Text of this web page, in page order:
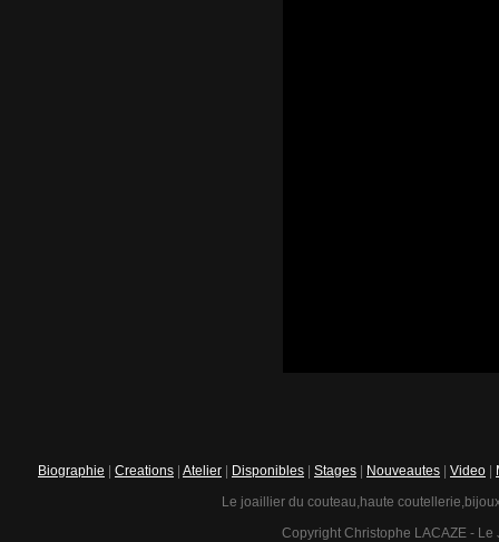
Biographie Creations Atelier Disponibles Stages Nouveautes Video
Le joaillier du couteau,haute
Copyright Christophe LACAZE -